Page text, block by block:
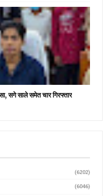
सगे साले समेत चार गिरफ्तार
(6202)
(6046)